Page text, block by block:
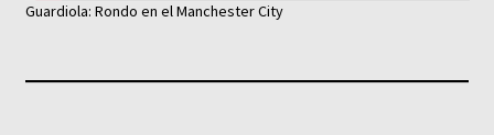
Guardiola: Rondo en el Manchester City